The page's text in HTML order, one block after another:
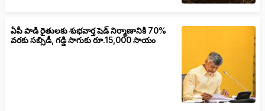
ఏపీ పాడి రైతులకు శుభవార్త షెడ్ నిర్మాణానికి 70%
వరకు సబ్సిడీ, గడ్డి సాగుకు రూ.15,000 సాయం